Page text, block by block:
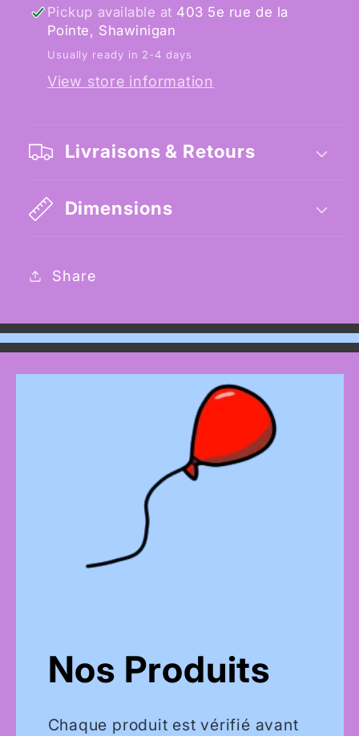
Pickup available at 403 5e rue de la
Pointe, Shawinigan
Usually ready in 2-4 days
View store information
Livraisons & Retours
Dimensions
Share
Nos Produits
Chaque produit est vérifié avant